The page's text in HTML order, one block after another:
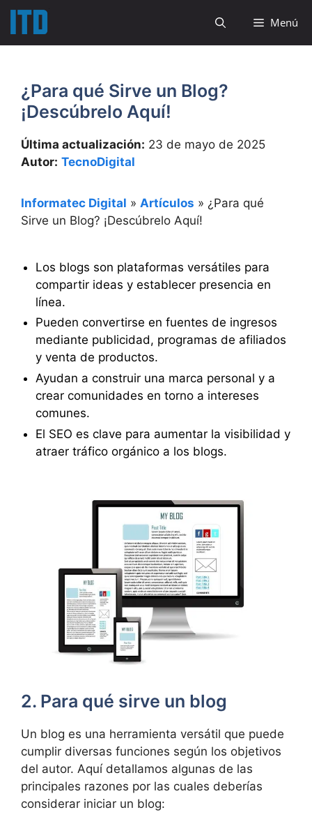
Saltar
contenido
Menú
¿Para qué Sirve un Blog?
¡Descúbrelo Aquí!
Última actualización: 23 de mayo de 2025
Autor: TecnoDigital
Informatec Digital » Artículos » ¿Para qué
Sirve un Blog? ¡Descúbrelo Aquí!
Los blogs son plataformas versátiles para
compartir ideas y establecer presencia en
línea.
Pueden convertirse en fuentes de ingresos
mediante publicidad, programas de afiliados
y venta de productos.
Ayudan a construir una marca personal y a
crear comunidades en torno a intereses
comunes.
El SEO es clave para aumentar la visibilidad y
atraer tráfico orgánico a los blogs.
2. Para qué sirve un blog
Un blog es una herramienta versátil que puede
cumplir diversas funciones según los objetivos
del autor. Aquí detallamos algunas de las
principales razones por las cuales deberías
considerar iniciar un blog: